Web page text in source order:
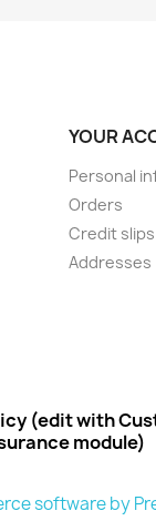
YOUR
Personal
Orders
Credit slips
Addresses
(edit with
module)
software by